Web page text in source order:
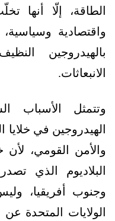
الطاقة، إلّا أنها
واقتصادية
بالهيدروجين
الانبعاثات.
وتتمثل الأسباب
الهيدروجين في
والأمن القومي، لأن
البلاديوم الذي
وجنوب أفريقيا،
الولايات المتحدة